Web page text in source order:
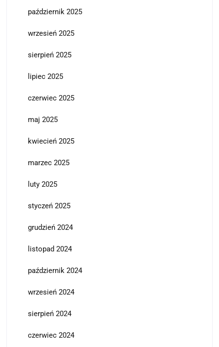
październik 2025
wrzesień 2025
sierpień 2025
lipiec 2025
czerwiec 2025
maj 2025
kwiecień 2025
marzec 2025
luty 2025
styczeń 2025
grudzień 2024
listopad 2024
październik 2024
wrzesień 2024
sierpień 2024
czerwiec 2024